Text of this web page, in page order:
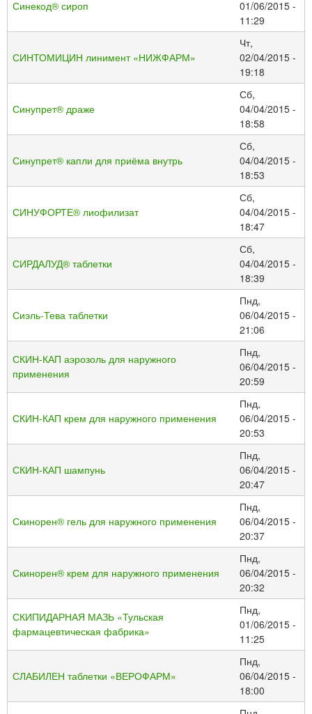
Синекод® сироп
01/06/2015 -
11:29
СИНТОМИЦИН линимент «НИЖФАРМ»
Чт,
02/04/2015 -
19:18
Синупрет® драже
Сб,
04/04/2015 -
18:58
Синупрет® капли для приёма внутрь
Сб,
04/04/2015 -
18:53
СИНУФОРТЕ® лиофилизат
Сб,
04/04/2015 -
18:47
СИРДАЛУД® таблетки
Сб,
04/04/2015 -
18:39
Сиэль-Тева таблетки
Пнд,
06/04/2015 -
21:06
СКИН-КАП аэрозоль для наружного
применения
Пнд,
06/04/2015 -
20:59
СКИН-КАП крем для наружного применения
Пнд,
06/04/2015 -
20:53
СКИН-КАП шампунь
Пнд,
06/04/2015 -
20:47
Скинорен® гель для наружного применения
Пнд,
06/04/2015 -
20:37
Скинорен® крем для наружного применения
Пнд,
06/04/2015 -
20:32
СКИПИДАРНАЯ МАЗЬ «Тульская
фармацевтическая фабрика»
Пнд,
01/06/2015 -
11:25
СЛАБИЛЕН таблетки «ВЕРОФАРМ»
Пнд,
06/04/2015 -
18:00